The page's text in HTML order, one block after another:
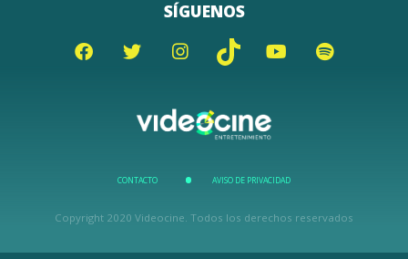
SÍGUENOS
CONTACTO AVISO DE PRIVACIDAD
Copyright 2020 Videocine. Todos los derechos reservados